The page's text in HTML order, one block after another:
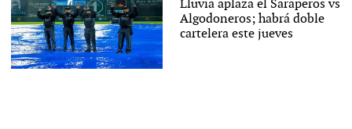
Lluvia aplaza el Saraperos vs
Algodoneros; habrá doble
cartelera este jueves